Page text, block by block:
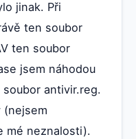
jinak. Při
ten soubor
ten soubor
jsem náhodou
antivir.reg.
(nejsem
mé neznalosti).